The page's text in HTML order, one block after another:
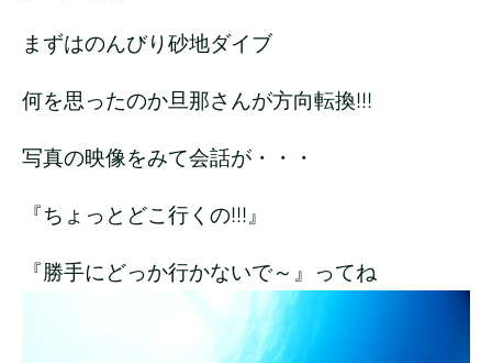
まずはのんびり砂地ダイブ
何を思ったのか旦那さんが方向転換!!!
写真の映像をみて会話が・・・
『ちょっとどこ行くの!!!』
『勝手にどっか行かないで～』ってね